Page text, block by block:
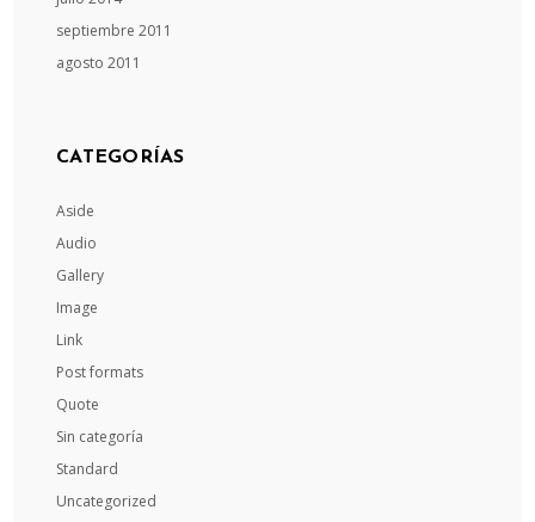
septiembre 2011
agosto 2011
CATEGORÍAS
Aside
Audio
Gallery
Image
Link
Post formats
Quote
Sin categoría
Standard
Uncategorized